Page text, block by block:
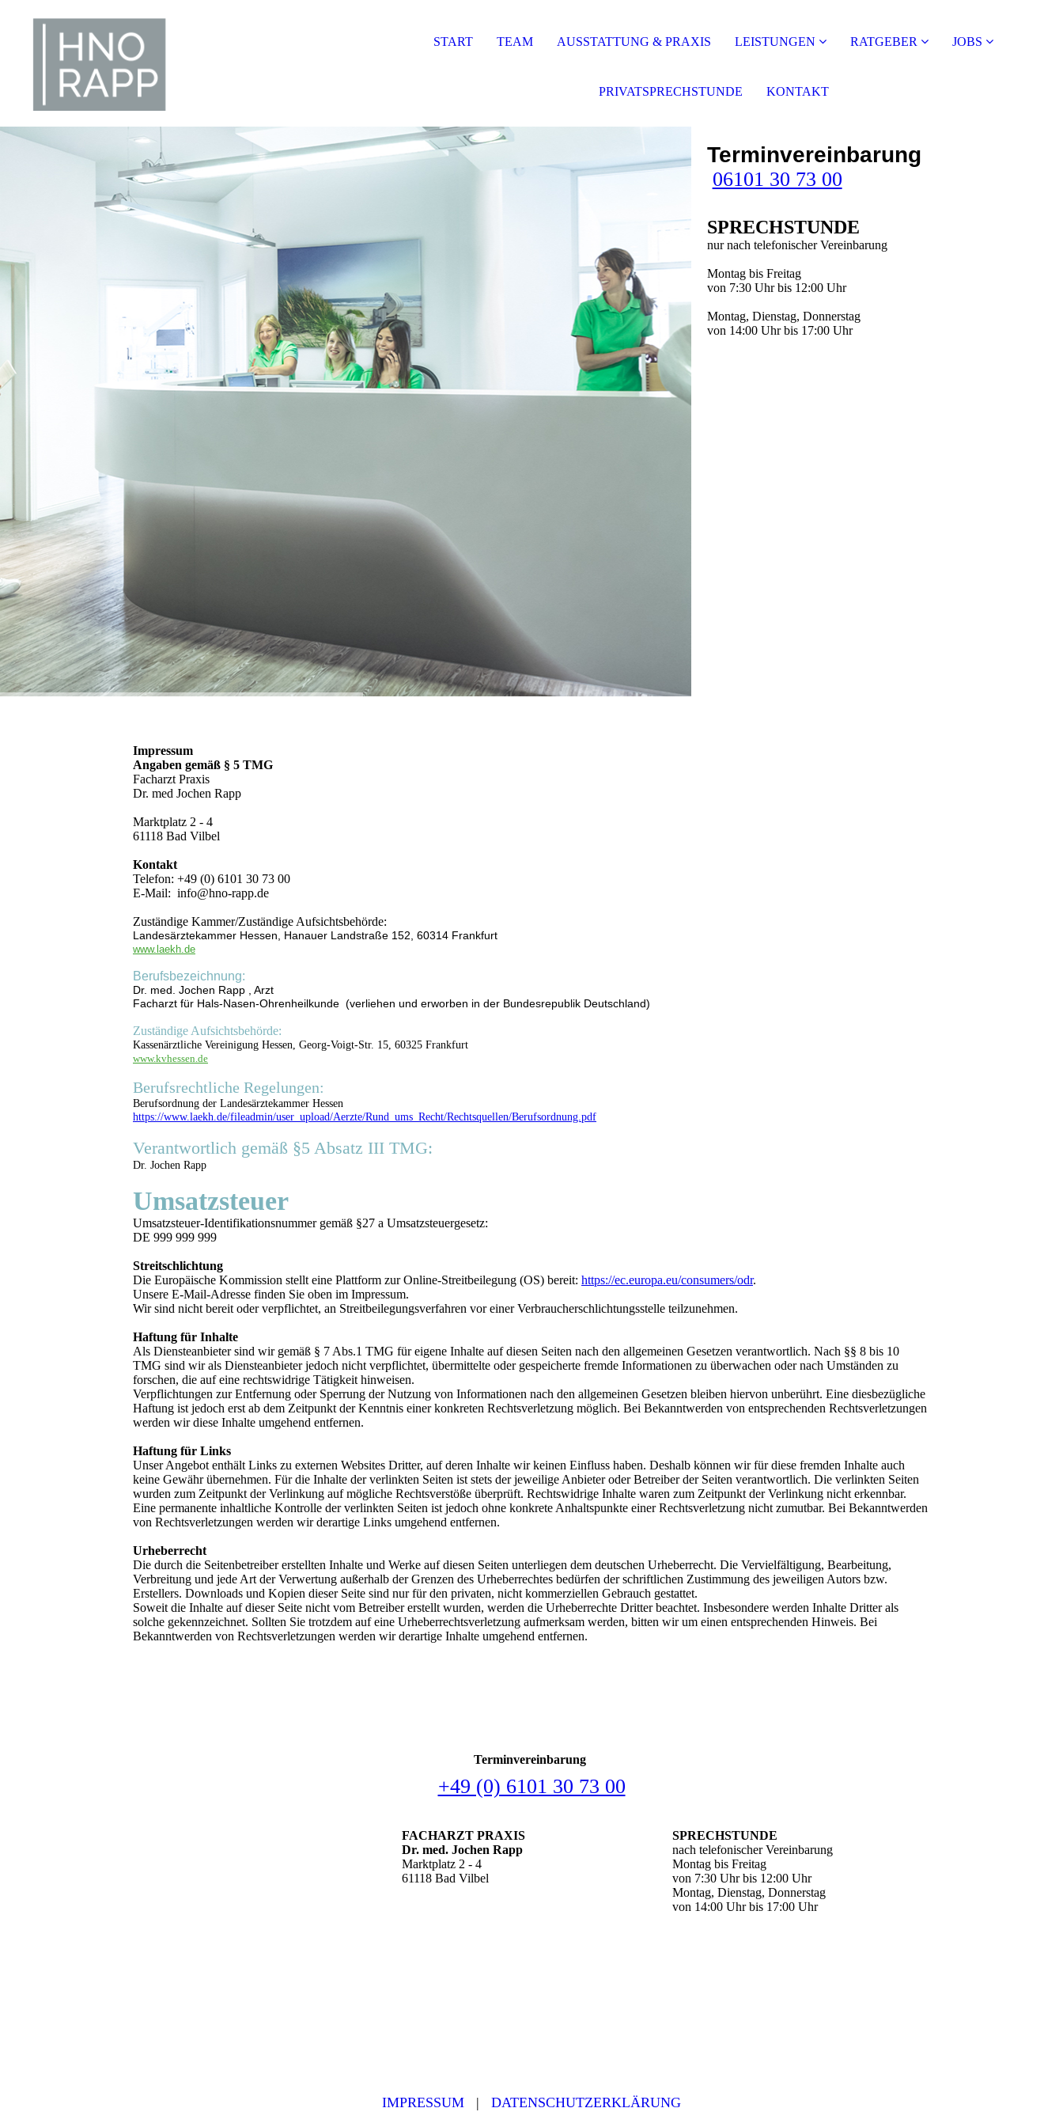
START TEAM AUSSTATTUNG & PRAXIS LEISTUNGEN RATGEBER JOBS
PRIVATSPRECHSTUNDE KONTAKT
Terminvereinbarung
06101 30 73 00
SPRECH­STUNDE
nur nach telefonischer Vereinbarung
Montag bis Freitag
von 7:30 Uhr bis 12:00 Uhr
Mon­tag, Diens­tag, Don­ners­tag
von 14:00 Uhr bis 17:00 Uhr
Impressum
Angaben gemäß § 5 TMG
Facharzt Praxis
Dr. med Jo­chen Rapp
Marktplatz 2 - 4
61118 Bad Vilbel
Kontakt
Telefon: +49 (0) 6101 30 73 00
E-Mail: info@hno-rapp.de
Zuständige Kammer/Zuständige Aufsichtsbehörde:
Landesärztekammer Hessen, Hanauer Landstraße 152, 60314 Frankfurt
www.laekh.de
Berufsbezeichnung:
Dr. med. Jochen Rapp , Arzt
Facharzt für Hals-Nasen-Ohrenheilkunde (verliehen und erworben in der Bundesrepublik Deutschland)
Zuständige Aufsichtsbehörde:
Kassenärztliche Vereinigung Hessen, Georg-Voigt-Str. 15, 60325 Frankfurt
www.kvhessen.de
Berufsrechtliche Regelungen:
Berufsordnung der Landesärztekammer Hessen
https://www.laekh.de/fileadmin/user_upload/Aerzte/Rund_ums_Recht/Rechtsquellen/Berufsordnung.pdf
Verantwortlich gemäß §5 Absatz III TMG:
Dr. Jochen Rapp
Umsatzsteuer
Umsatzsteuer-Identifikationsnummer gemäß §27 a Umsatzsteuergesetz:
DE 999 999 999
Streitschlichtung
Die Europäische Kommission stellt eine Plattform zur Online-Streitbeilegung (OS) bereit: https://ec.europa.eu/consumers/odr.
Unsere E-Mail-Adresse finden Sie oben im Impressum.
Wir sind nicht bereit oder verpflichtet, an Streitbeilegungsverfahren vor einer Verbraucherschlichtungsstelle teilzunehmen.
Haftung für Inhalte
Als Diensteanbieter sind wir gemäß § 7 Abs.1 TMG für eigene Inhalte auf diesen Seiten nach den allgemeinen Gesetzen verantwortlich. Nach §§ 8 bis 10
TMG sind wir als Diensteanbieter jedoch nicht verpflichtet, übermittelte oder gespeicherte fremde Informationen zu überwachen oder nach Umständen zu
forschen, die auf eine rechtswidrige Tätigkeit hinweisen.
Verpflichtungen zur Entfernung oder Sperrung der Nutzung von Informationen nach den allgemeinen Gesetzen bleiben hiervon unberührt. Eine diesbezügliche
Haftung ist jedoch erst ab dem Zeitpunkt der Kenntnis einer konkreten Rechtsverletzung möglich. Bei Bekanntwerden von entsprechenden Rechtsverletzungen
werden wir diese Inhalte umgehend entfernen.
Haftung für Links
Unser Angebot enthält Links zu externen Websites Dritter, auf deren Inhalte wir keinen Einfluss haben. Deshalb können wir für diese fremden Inhalte auch
keine Gewähr übernehmen. Für die Inhalte der verlinkten Seiten ist stets der jeweilige Anbieter oder Betreiber der Seiten verantwortlich. Die verlinkten Seiten
wurden zum Zeitpunkt der Verlinkung auf mögliche Rechtsverstöße überprüft. Rechtswidrige Inhalte waren zum Zeitpunkt der Verlinkung nicht erkennbar.
Eine permanente inhaltliche Kontrolle der verlinkten Seiten ist jedoch ohne konkrete Anhaltspunkte einer Rechtsverletzung nicht zumutbar. Bei Bekanntwerden
von Rechtsverletzungen werden wir derartige Links umgehend entfernen.
Urheberrecht
Die durch die Seitenbetreiber erstellten Inhalte und Werke auf diesen Seiten unterliegen dem deutschen Urheberrecht. Die Vervielfältigung, Bearbeitung,
Verbreitung und jede Art der Verwertung außerhalb der Grenzen des Urheberrechtes bedürfen der schriftlichen Zustimmung des jeweiligen Autors bzw.
Erstellers. Downloads und Kopien dieser Seite sind nur für den privaten, nicht kommerziellen Gebrauch gestattet.
Soweit die Inhalte auf dieser Seite nicht vom Betreiber erstellt wurden, werden die Urheberrechte Dritter beachtet. Insbesondere werden Inhalte Dritter als
solche gekennzeichnet. Sollten Sie trotzdem auf eine Urheberrechtsverletzung aufmerksam werden, bitten wir um einen entsprechenden Hinweis. Bei
Bekanntwerden von Rechtsverletzungen werden wir derartige Inhalte umgehend entfernen.
Terminvereinbarung
+49 (0) 6101 30 73 00
FACH­ARZT PRA­XIS
Dr. med. Jo­chen Rapp
Marktplatz 2 - 4
61118 Bad Vilbel
SPRECH­STUNDE
nach telefonischer Vereinbarung
Montag bis Freitag
von 7:30 Uhr bis 12:00 Uhr
Montag, Dienstag, Donnerstag
von 14:00 Uhr bis 17:00 Uhr
IMPRESSUM | DATENSCHUTZERKLÄRUNG